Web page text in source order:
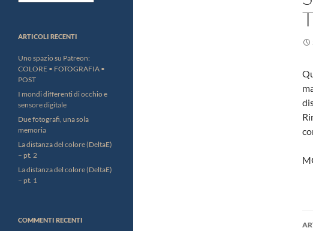
ARTICOLI RECENTI
Uno spazio su Patreon:
COLORE • FOTOGRAFIA •
POST
I mondi differenti di occhio e
sensore digitale
Due fotografi, una sola
memoria
La distanza del colore (DeltaE)
– pt. 2
La distanza del colore (DeltaE)
– pt. 1
COMMENTI RECENTI